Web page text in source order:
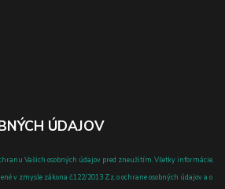
ÚDAJOV
Vašich osobných údajov pred zneužitím. Všetky informácie,
v zmysle zákona č.122/2013 Z.z. o ochrane osobných údajov a o